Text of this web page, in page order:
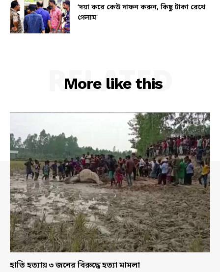
‘দয়া করে কেউ দাফন করুন, কিছু টাকা রেখে
গেলাম’
More like this
RELATED
হাতি হত্যায় ৩ জনের বিরুদ্ধে হত্যা মামলা